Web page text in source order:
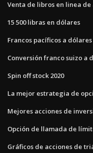
Venta de libros en linea
15 500 libras en dólares
Francos pacíficos a dólares
Conversión franco suizo a
Spin off stock 2020
La mejor estrategia de
Mejores acciones de
Opción de llamada de
Gráficos de acciones de